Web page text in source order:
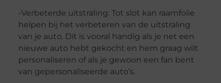
-Verbeterde uitstraling: Tot slot kan raamfolie
helpen bij het verbeteren van de uitstraling
van je auto. Dit is vooral handig als je net een
nieuwe auto hebt gekocht en hem graag wilt
personaliseren of als je gewoon een fan bent
van gepersonaliseerde auto’s.